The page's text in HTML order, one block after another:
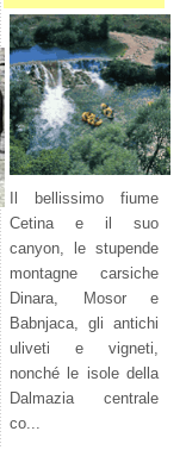
Il bellissimo fiume
Cetina e il suo
canyon, le stupende
montagne carsiche
Dinara, Mosor e
Babnjaca, gli antichi
uliveti e vigneti,
nonché le isole della
Dalmazia centrale
co...